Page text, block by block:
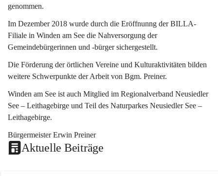
genommen.
Im Dezember 2018 wurde durch die Eröffnunng der BILLA-
Filiale in Winden am See die Nahversorgung der
Gemeindebürgerinnen und -bürger sichergestellt.
Die Förderung der örtlichen Vereine und Kulturaktivitäten bilden
weitere Schwerpunkte der Arbeit von Bgm. Preiner.
Winden am See ist auch Mitglied im Regionalverband Neusiedler
See – Leithagebirge und Teil des Naturparkes Neusiedler See –
Leithagebirge.
Bürgermeister Erwin Preiner
Aktuelle Beiträge